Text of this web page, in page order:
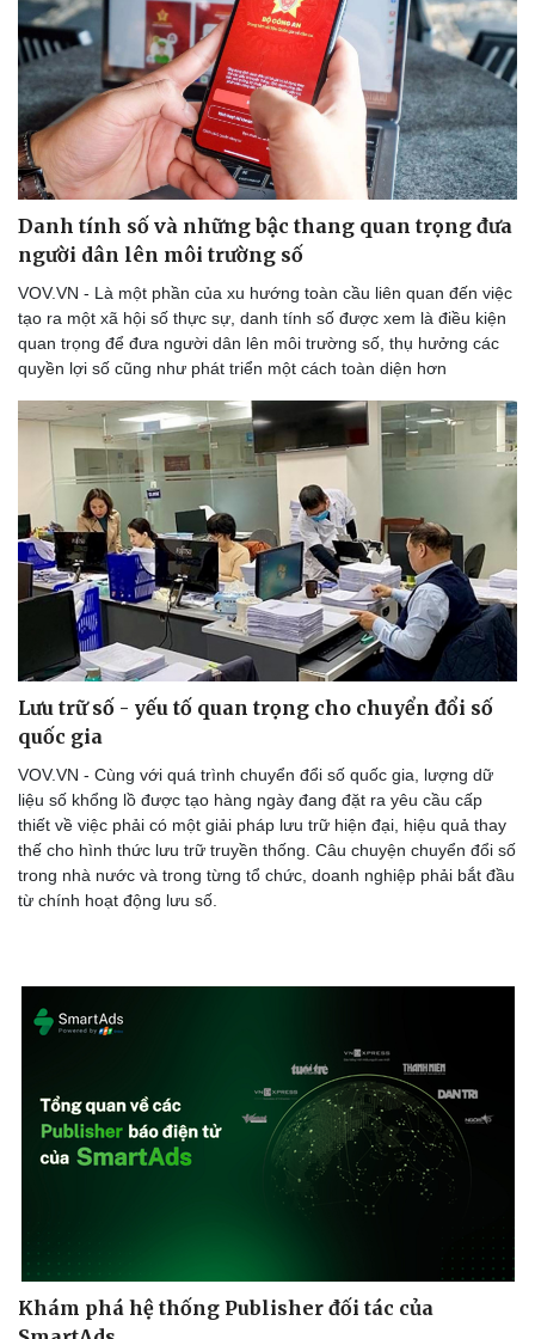
Du lịch
Danh tính số và những bậc thang quan trọng đưa
người dân lên môi trường số
VOV.VN - Là một phần của xu hướng toàn cầu liên quan đến việc
tạo ra một xã hội số thực sự, danh tính số được xem là điều kiện
quan trọng để đưa người dân lên môi trường số, thụ hưởng các
quyền lợi số cũng như phát triển một cách toàn diện hơn
Lưu trữ số - yếu tố quan trọng cho chuyển đổi số
quốc gia
VOV.VN - Cùng với quá trình chuyển đổi số quốc gia, lượng dữ
liệu số khổng lồ được tạo hàng ngày đang đặt ra yêu cầu cấp
thiết về việc phải có một giải pháp lưu trữ hiện đại, hiệu quả thay
thế cho hình thức lưu trữ truyền thống. Câu chuyện chuyển đổi số
trong nhà nước và trong từng tổ chức, doanh nghiệp phải bắt đầu
từ chính hoạt động lưu số.
Khám phá hệ thống Publisher đối tác của